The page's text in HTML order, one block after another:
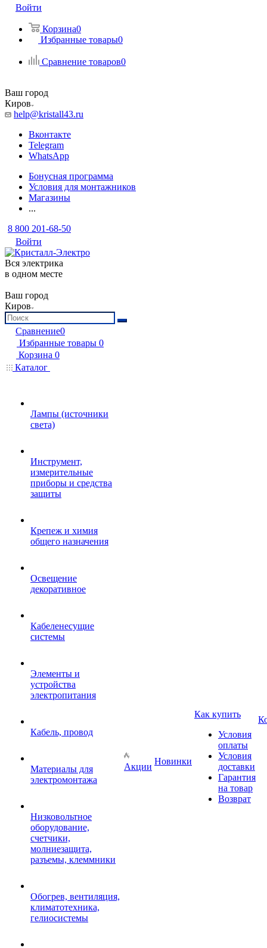
Войти
Корзина0
Избранные товары0
Сравнение товаров0
Ваш город
Киров
help@kristall43.ru
Вконтакте
Telegram
WhatsApp
Бонусная программа
Условия для монтажников
Магазины
...
8 800 201-68-50
Войти
Вся электрика
в одном месте
Ваш город
Киров
Сравнение0
Избранные товары 0
Корзина 0
Каталог
Лампы (источники
света)
Инструмент,
измерительные
приборы и средства
защиты
Крепеж и химия
общего назначения
Освещение
декоративное
Кабеленесущие
системы
Элементы и
устройства
электропитания
Кабель, провод
Материалы для
электромонтажа
Низковольтное
оборудование,
счетчики,
молниезащита,
разъемы, клеммники
Обогрев, вентиляция,
климатотехника,
гелиосистемы
Акции
Новинки
Как купить
Условия
оплаты
Условия
доставки
Гарантия
на товар
Возврат